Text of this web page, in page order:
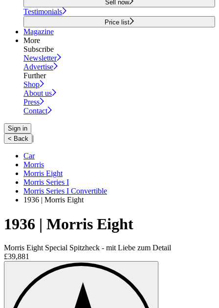
Sell now
Testimonials
Price list
Magazine
More
Subscribe
Newsletter
Advertise
Further
Shop
About us
Press
Contact
Sign in
< Back |
Car
Morris
Morris Eight
Morris Series I
Morris Series I Convertible
1936 | Morris Eight
1936 | Morris Eight
Morris Eight Special Spitzheck - mit Liebe zum Detail
£39,881